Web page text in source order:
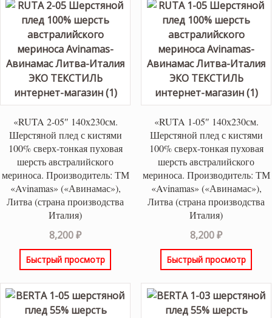
«RUTA 2-05″ 140х230см.
Шерстяной плед с кистями
100% сверх-тонкая пуховая
шерсть австралийского
мериноса. Производитель: ТМ
«Avinamas» («Авинамас»),
Литва (страна производства
Италия)
8,200₽
Быстрый просмотр
«RUTA 1-05″ 140х230см.
Шерстяной плед с кистями
100% сверх-тонкая пуховая
шерсть австралийского
мериноса. Производитель: ТМ
«Avinamas» («Авинамас»),
Литва (страна производства
Италия)
8,200₽
Быстрый просмотр